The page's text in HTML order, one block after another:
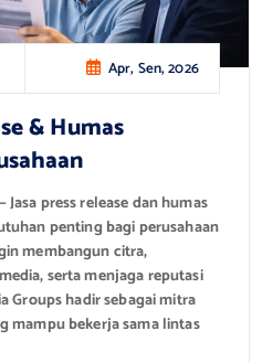
Apr, Sen, 2026
& Humas
Jasa press release dan humas
penting bagi perusahaan
membangun citra,
serta menjaga reputasi
Groups hadir sebagai mitra
mampu bekerja sama lintas